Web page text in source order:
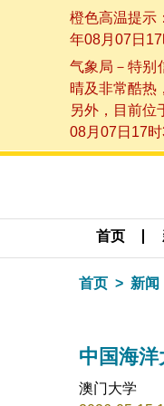
橙色高温提示
年08月07日
气象局－特别
晴及非常酷热
另外，目前位
08月07日17
首页
首页 新闻
中国海
澳门大学